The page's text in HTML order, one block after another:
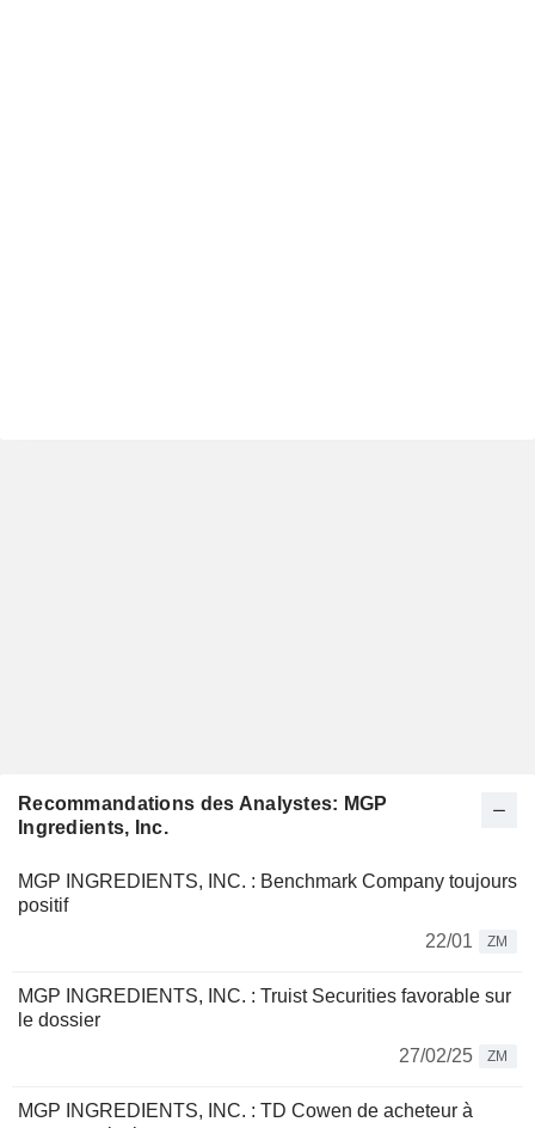
Recommandations des Analystes: MGP
Ingredients, Inc.
MGP INGREDIENTS, INC. : Benchmark Company toujours
positif
22/01
ZM
MGP INGREDIENTS, INC. : Truist Securities favorable sur
le dossier
27/02/25
ZM
MGP INGREDIENTS, INC. : TD Cowen de acheteur à